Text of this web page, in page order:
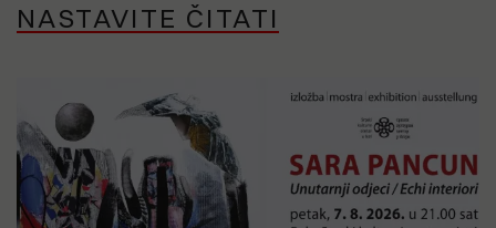
NASTAVITE ČITATI